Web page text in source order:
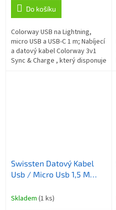
Do košíku
Colorway USB na Lightning,
micro USB a USB-C 1 m; Nabíjecí
a datový kabel Colorway 3v1
Sync & Charge , který disponuje
Swissten Datový Kabel
Usb / Micro Usb 1,5 M
Skladem (1 ks)